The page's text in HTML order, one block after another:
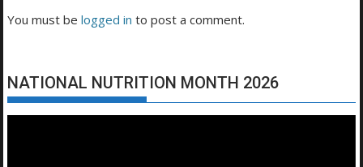
You must belogged in to post a comment.
NATIONAL NUTRITION MONTH 2026